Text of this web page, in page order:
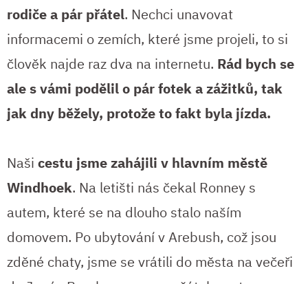
rodiče a pár přátel. Nechci unavovat
informacemi o zemích, které jsme projeli, to si
člověk najde raz dva na internetu. Rád bych se
ale s vámi podělil o pár fotek a zážitků, tak
jak dny běžely, protože to fakt byla jízda.
Naši cestu jsme zahájili v hlavním městě
Windhoek. Na letišti nás čekal Ronney s
autem, které se na dlouho stalo naším
domovem. Po ubytování v Arebush, což jsou
zděné chaty, jsme se vrátili do města na večeři